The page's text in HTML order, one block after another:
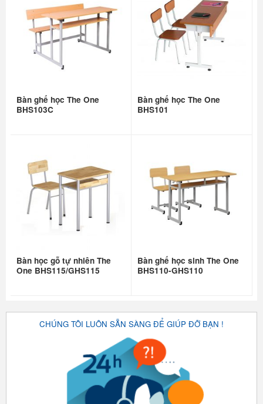
Bàn ghế học The One
BHS103C
Bàn ghế học The One
BHS101
Bàn học gỗ tự nhiên The
One BHS115/GHS115
Bàn ghế học sinh The One
BHS110-GHS110
CHÚNG TÔI LUÔN SẴN SÀNG ĐỂ GIÚP ĐỠ BẠN !